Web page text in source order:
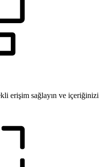
erişim sağlayın ve içeriğinizi